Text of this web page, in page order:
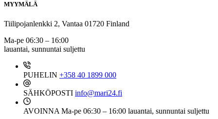
MYYMÄLÄ
Tiilipojanlenkki 2, Vantaa 01720 Finland
Ma-pe 06:30 – 16:00
lauantai, sunnuntai suljettu
PUHELIN +358 40 1899 000
SÄHKÖPOSTI info@mari24.fi
AVOINNA Ma-pe 06:30 – 16:00 lauantai, sunnuntai suljettu